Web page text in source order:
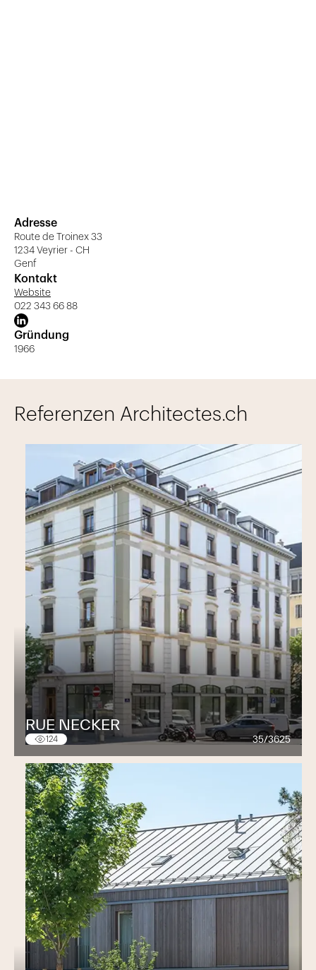
Adresse
Route de Troinex 33
1234 Veyrier - CH
Genf
Kontakt
Website
022 343 66 88
Gründung
1966
Referenzen Architectes.ch
RUE NECKER
124 35/3625